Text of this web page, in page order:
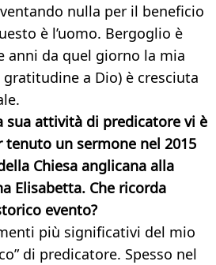
nulla per il beneficio
è l’uomo. Bergoglio è
anni da quel giorno la mia
gratitudine a Dio) è cresciuta
sua attività di predicatore vi è
tenuto un sermone nel 2015
Chiesa anglicana alla
Elisabetta. Che ricorda
evento?
più significativi del mio
di predicatore. Spesso nel